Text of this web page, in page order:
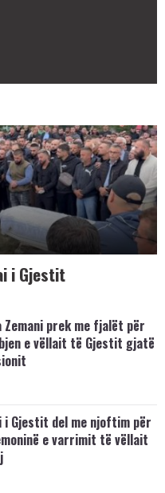
i Gjestit
Zemani prek me fjalët për
e vëllait të Gjestit gjatë
i Gjestit del me njoftim për
e varrimit të vëllait